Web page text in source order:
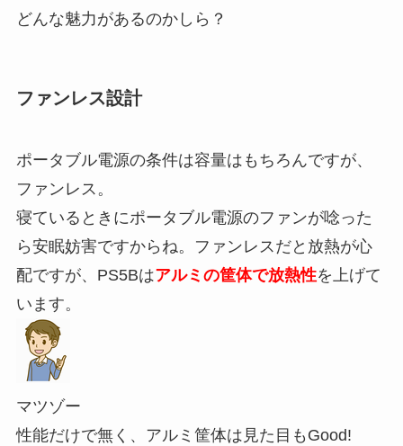
どんな魅力があるのかしら？
ファンレス設計
ポータブル電源の条件は容量はもちろんですが、
ファンレス。
寝ているときにポータブル電源のファンが唸った
ら安眠妨害ですからね。ファンレスだと放熱が心
配ですが、PS5Bはアルミの筐体で放熱性を上げて
います。
マツゾー
性能だけで無く、アルミ筐体は見た目もGood!